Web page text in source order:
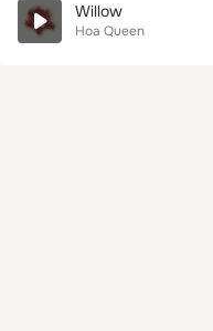
Willow
Hoa Queen